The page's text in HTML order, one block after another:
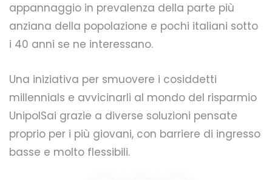
appannaggio in prevalenza della parte più
anziana della popolazione e pochi italiani sotto
i 40 anni se ne interessano.
Una iniziativa per smuovere i cosiddetti
millennials e avvicinarli al mondo del risparmio
UnipolSai grazie a diverse soluzioni pensate
proprio per i più giovani, con barriere di ingresso
basse e molto flessibili.